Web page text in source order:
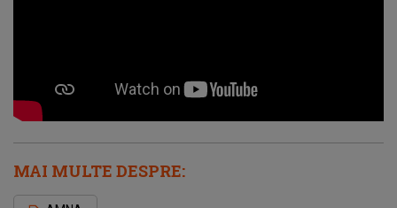
MAI MULTE DESPRE: